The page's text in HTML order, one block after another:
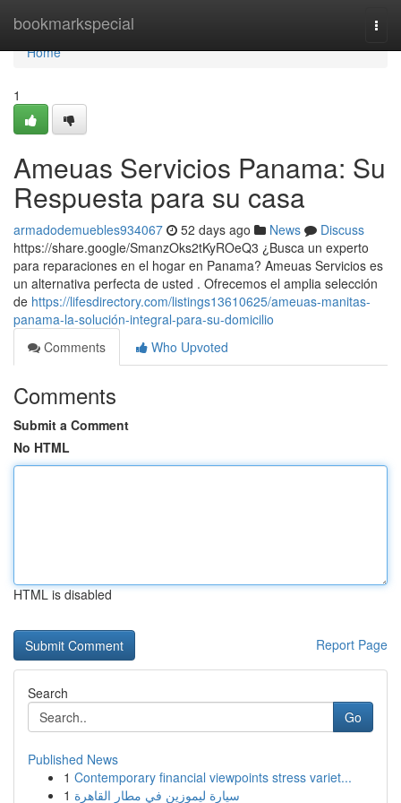
bookmarkspecial
Home
Home
1
Ameuas Servicios Panama: Su
Respuesta para su casa
armadodemuebles934067 52 days ago News
Discuss
https://share.google/SmanzOks2tKyROeQ3 ¿Busca un experto
para reparaciones en el hogar en Panama? Ameuas Servicios es
un alternativa perfecta de usted . Ofrecemos el amplia selección
de https://lifesdirectory.com/listings13610625/ameuas-manitas-
panama-la-solución-integral-para-su-domicilio
Comments
Who Upvoted
Comments
Submit a Comment
No HTML
HTML is disabled
Report Page
Search
Go
Published News
1 Contemporary financial viewpoints stress variet...
1 سيارة ليموزين في مطار القاهرة